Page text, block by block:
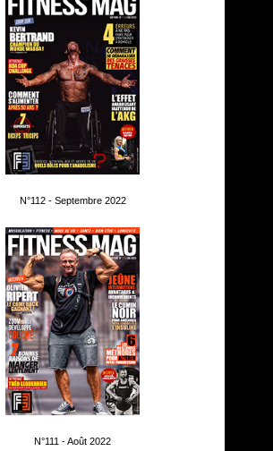
N°112 - Septembre 2022
N°111 - Août 2022